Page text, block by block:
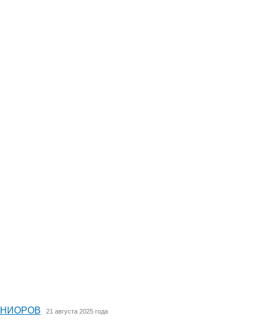
21 августа 2025 года